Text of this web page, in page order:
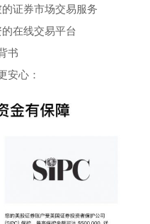
证券市场交易服务
在线交易平台
书
安心：